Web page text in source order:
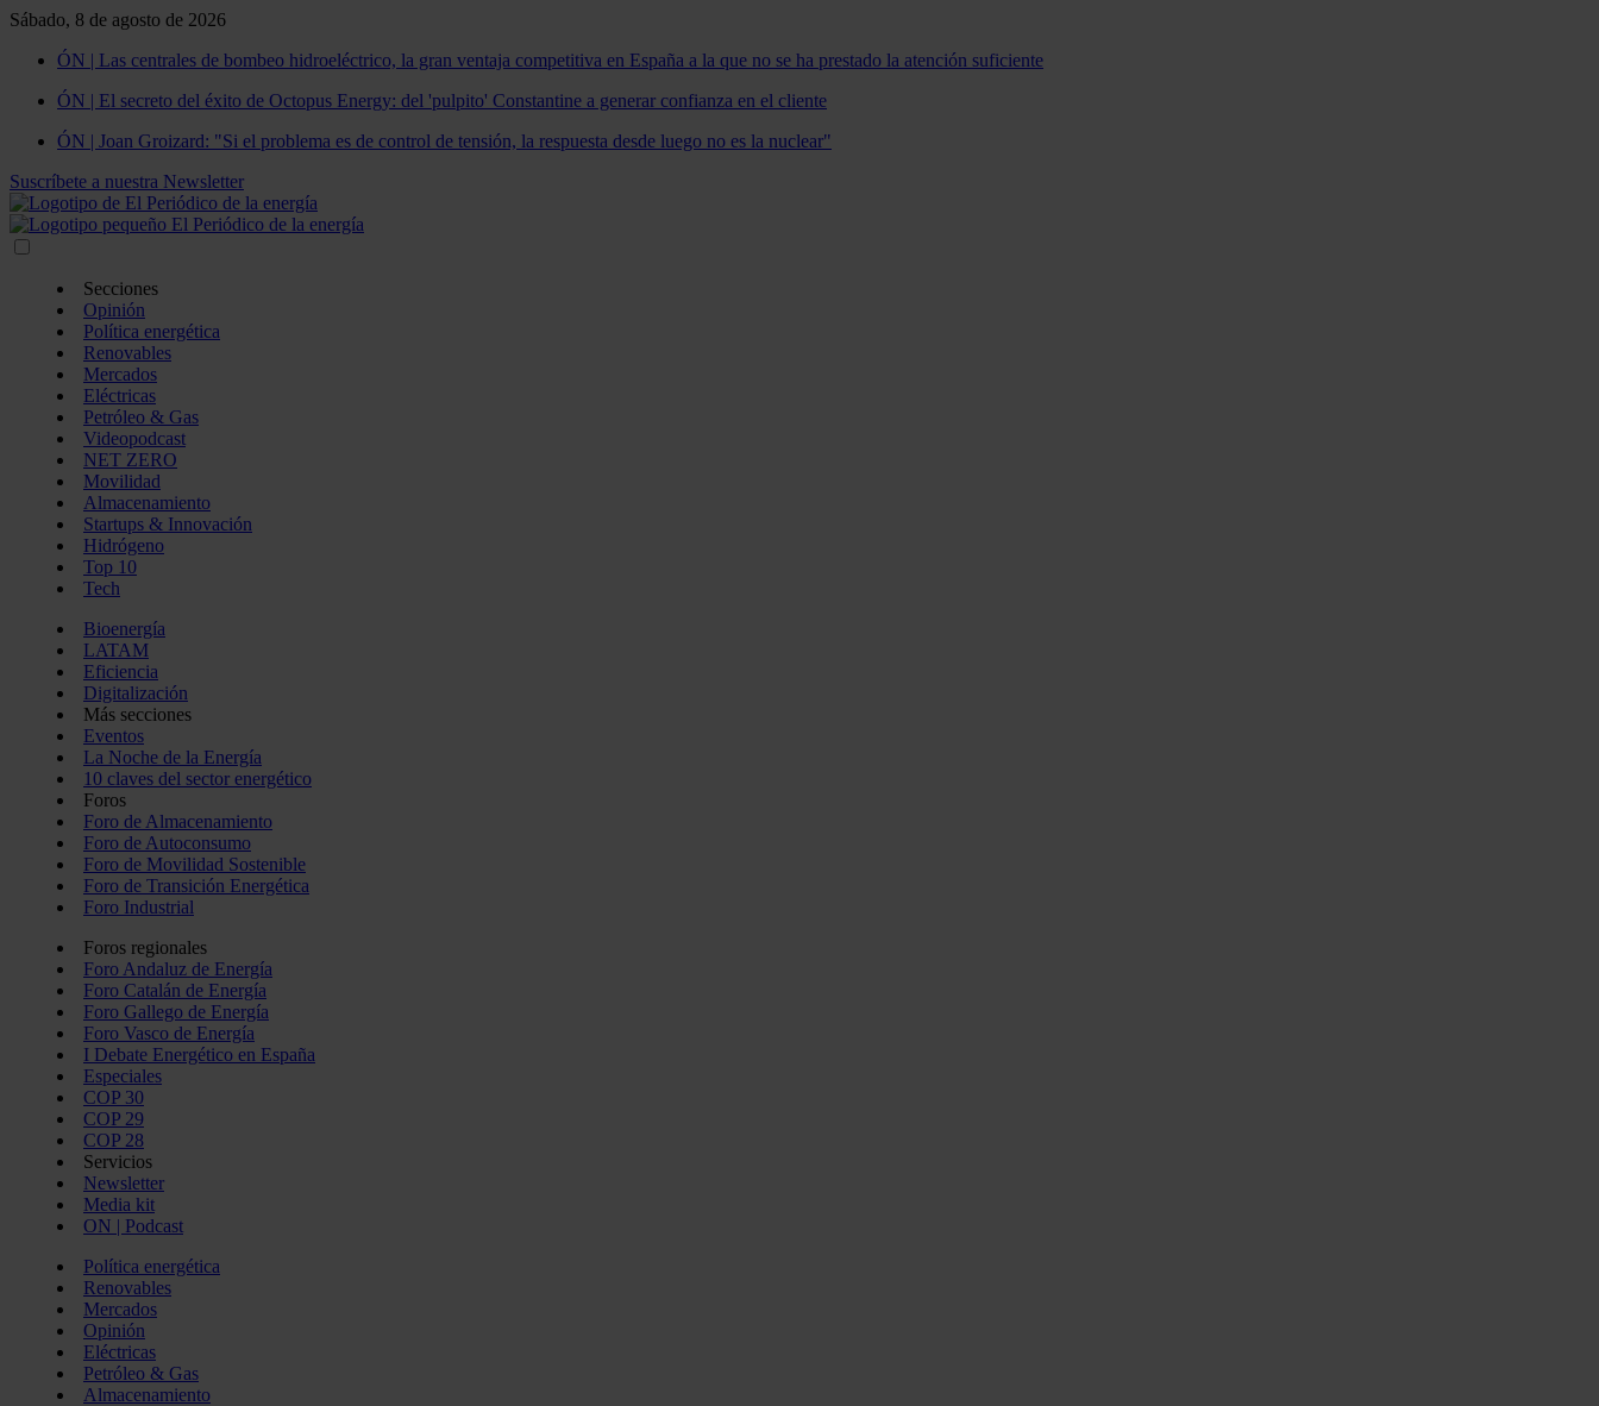
Sábado, 8 de agosto de 2026
ÓN | Las centrales de bombeo hidroeléctrico, la gran ventaja competitiva en España a la que no se ha prestado la atención suficiente
ÓN | El secreto del éxito de Octopus Energy: del 'pulpito' Constantine a generar confianza en el cliente
ÓN | Joan Groizard: "Si el problema es de control de tensión, la respuesta desde luego no es la nuclear"
Suscríbete a nuestra Newsletter
Secciones
Opinión
Política energética
Renovables
Mercados
Eléctricas
Petróleo & Gas
Videopodcast
NET ZERO
Movilidad
Almacenamiento
Startups & Innovación
Hidrógeno
Top 10
Tech
Bioenergía
LATAM
Eficiencia
Digitalización
Más secciones
Eventos
La Noche de la Energía
10 claves del sector energético
Foros
Foro de Almacenamiento
Foro de Autoconsumo
Foro de Movilidad Sostenible
Foro de Transición Energética
Foro Industrial
Foros regionales
Foro Andaluz de Energía
Foro Catalán de Energía
Foro Gallego de Energía
Foro Vasco de Energía
I Debate Energético en España
Especiales
COP 30
COP 29
COP 28
Servicios
Newsletter
Media kit
ON | Podcast
Política energética
Renovables
Mercados
Opinión
Eléctricas
Petróleo & Gas
Almacenamiento